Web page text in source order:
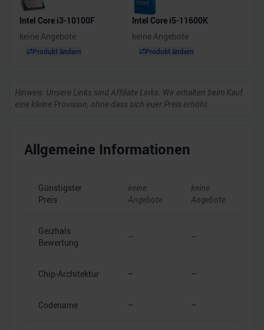
Intel Core i3-10100F
keine Angebote
Produkt ändern
Intel Core i5-11600K
keine Angebote
Produkt ändern
Hinweis: Unsere Links sind Affiliate Links. Wir erhalten beim Kauf
eine kleine Provision, ohne dass sich euer Preis erhöht.
Allgemeine Informationen
Günstigster
Preis
keine
Angebote
keine
Angebote
Geizhals
Bewertung
– –
Chip-Architektur – –
Codename – –